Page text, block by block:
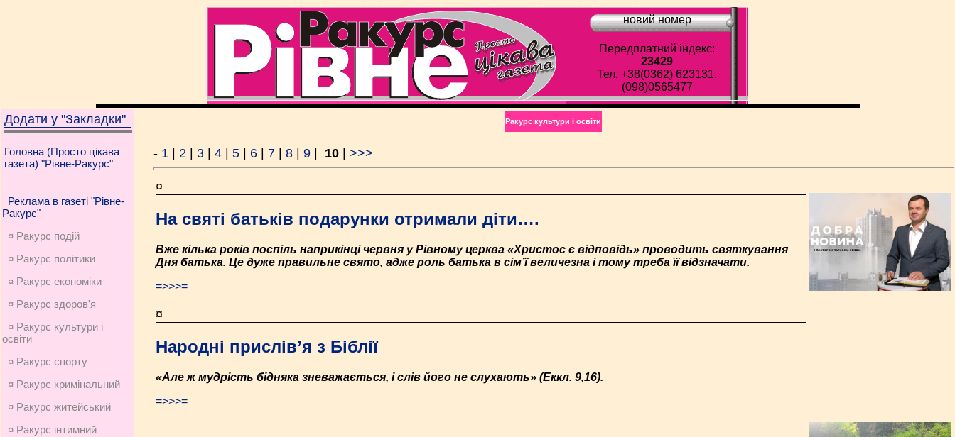
новий номер
Передплатний індекс:
23429
Тел. +38(0362) 623131,
(098)0565477
Додати у "Закладки"
Головна (Просто цікава
газета) "Рівне-Ракурс"
Реклама в газеті "Рівне-
Ракурс"
¤ Ракурс подій
¤ Ракурс політики
¤ Ракурс економiки
¤ Ракурс здоров'я
¤ Ракурс культури і
освіти
¤ Ракурс спорту
¤ Ракурс кримінальний
¤ Ракурс житейський
¤ Ракурс інтимний
Ракурс культури і освіти
- 1 2 3 4 5 6 7 8 9 10 >>>
¤
На святі батьків подарунки отримали діти….
Вже кілька років поспіль наприкінці червня у Рівному церква «Христос є відповідь» проводить святкування
Дня батька. Це дуже правильне свято, адже роль батька в сім’ї величезна і тому треба її відзначати.
=>>>=
¤
Народні прислів’я з Біблії
«Але ж мудрість бідняка зневажається, і слів його не слухають» (Еккл. 9,16).
=>>>=